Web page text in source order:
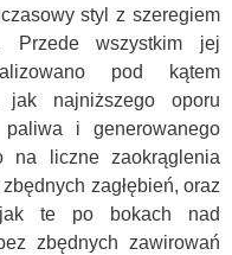
styl z szeregiem
Przede wszystkim jej
pod kątem
jak najniższego oporu
i generowanego
na liczne zaokrąglenia
zagłębień, oraz
te po bokach nad
zbędnych zawirowań